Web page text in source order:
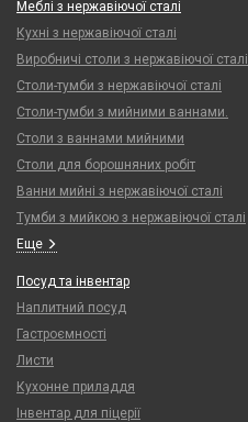
Меблі з нержавіючої сталі
Кухні з нержавіючої сталі
Виробничі столи з нержавіючої сталі
Столи-тумби з нержавіючої сталі
Столи-тумби з мийними ваннами.
Столи з ваннами мийними
Столи для борошняних робіт
Ванни мийні з нержавіючої сталі
Тумби з мийкою з нержавіючої сталі
Еще
Посуд та інвентар
Наплитний посуд
Гастроємності
Листи
Кухонне приладдя
Інвентар для піцерії